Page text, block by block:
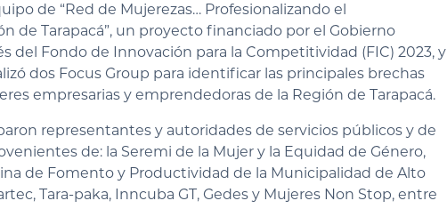
de “Red de Mujerezas… Profesionalizando el
de Tarapacá”, un proyecto financiado por el Gobierno
del Fondo de Innovación para la Competitividad (FIC) 2023, y
dos Focus Group para identificar las principales brechas
empresarias y emprendedoras de la Región de Tarapacá.
representantes y autoridades de servicios públicos y de
de: la Seremi de la Mujer y la Equidad de Género,
de Fomento y Productividad de la Municipalidad de Alto
Tara-paka, Inncuba GT, Gedes y Mujeres Non Stop, entre